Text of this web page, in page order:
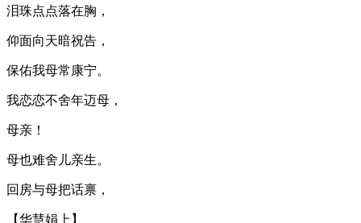
泪珠点点落在胸，
仰面向天暗祝告，
保佑我母常康宁。
我恋恋不舍年迈母，
母亲！
母也难舍儿亲生。
回房与母把话禀，
【华慧娟上】